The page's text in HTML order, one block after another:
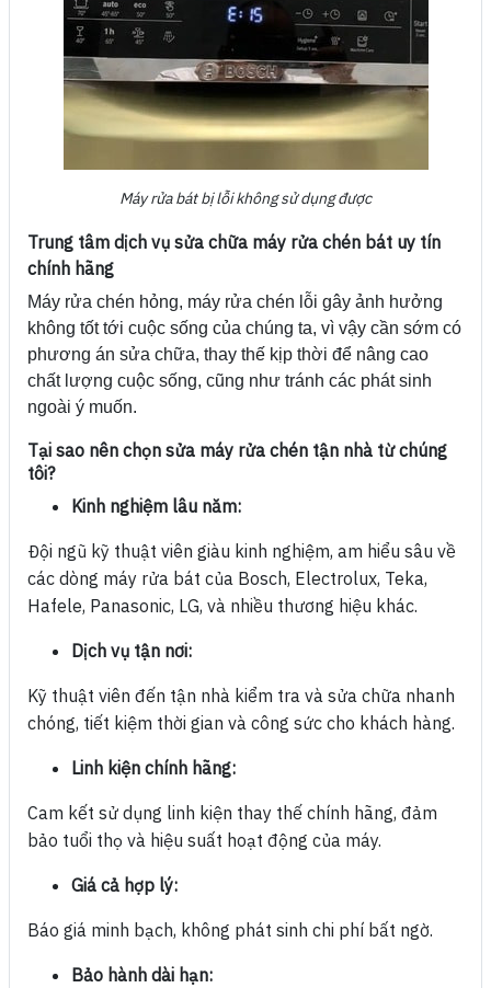
Máy rửa bát bị lỗi không sử dụng được
Trung tâm dịch vụ sửa chữa máy rửa chén bát uy tín
chính hãng
Máy rửa chén hỏng, máy rửa chén lỗi gây ảnh hưởng
không tốt tới cuộc sống của chúng ta, vì vậy cần sớm có
phương án sửa chữa, thay thế kịp thời để nâng cao
chất lượng cuộc sống, cũng như tránh các phát sinh
ngoài ý muốn.
Tại sao nên chọn sửa máy rửa chén tận nhà từ chúng
tôi?
Kinh nghiệm lâu năm:
Đội ngũ kỹ thuật viên giàu kinh nghiệm, am hiểu sâu về
các dòng máy rửa bát của Bosch, Electrolux, Teka,
Hafele, Panasonic, LG, và nhiều thương hiệu khác.
Dịch vụ tận nơi:
Kỹ thuật viên đến tận nhà kiểm tra và sửa chữa nhanh
chóng, tiết kiệm thời gian và công sức cho khách hàng.
Linh kiện chính hãng:
Cam kết sử dụng linh kiện thay thế chính hãng, đảm
bảo tuổi thọ và hiệu suất hoạt động của máy.
Giá cả hợp lý:
Báo giá minh bạch, không phát sinh chi phí bất ngờ.
Bảo hành dài hạn: